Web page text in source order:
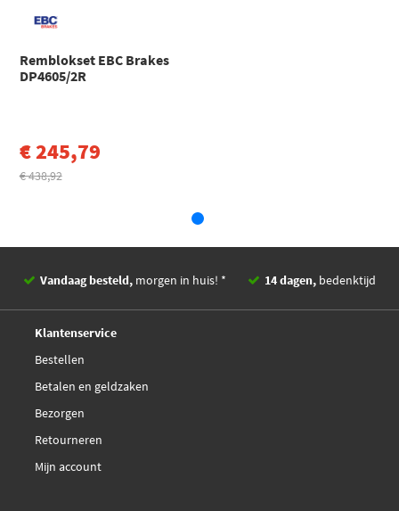
Ford
SCORPIO I (GAE, GGE) (1985 - 1994)
Ford
Scorpio
SCORPIO I Sedan (GGE) (1986 - 1994)
Remblokset EBC Brakes
DP4605/2R
€ 245,79
€ 438,92
Vandaag besteld, morgen in huis! * 14 dagen, bedenktijd
Klantenservice
Bestellen
Betalen en geldzaken
Bezorgen
Retourneren
Mijn account